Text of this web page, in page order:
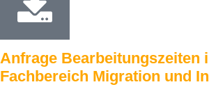
Anfrage Bearbeitungszeiten
Fachbereich Migration und